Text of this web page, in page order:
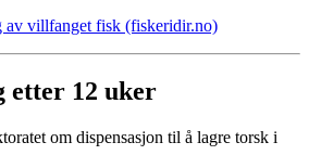
av villfanget fisk (fiskeridir.no)
etter 12 uker
om dispensasjon til å lagre torsk i